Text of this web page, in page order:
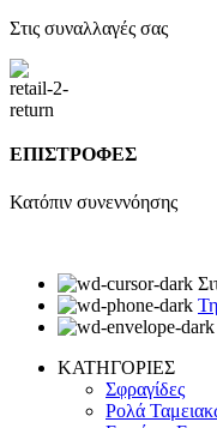
Στις συναλλαγές σας
ΕΠΙΣΤΡΟΦΕΣ
Κατόπιν συνεννόησης
ΚΑΤΗΓΟΡΙΕΣ
Σφραγίδες
Ρολά